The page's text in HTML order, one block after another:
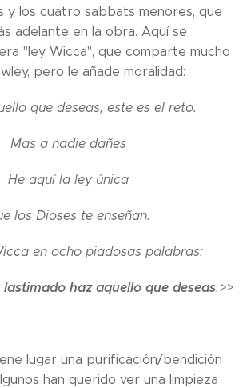
y los cuatro sabbats menores, que
adelante en la obra. Aquí se
"ley Wicca", que comparte mucho
pero le añade moralidad:
que deseas, este es el reto.
Mas a nadie dañes
He aquí la ley única
los Dioses te enseñan.
en ocho piadosas palabras:
haz aquello que deseas.>>
lugar una purificación/bendición
han querido ver una limpieza